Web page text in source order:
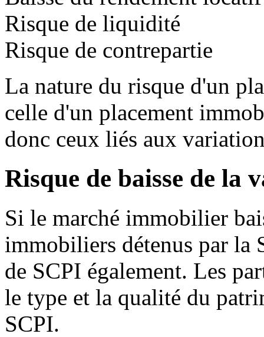
Risque de liquidité
Risque de contrepartie
La nature du risque d'un
celle d'un placement
donc ceux liés aux
Risque de baisse de la
Si le marché immobilier
immobiliers détenus par la
de SCPI également. Les
le type et la qualité du
SCPI.